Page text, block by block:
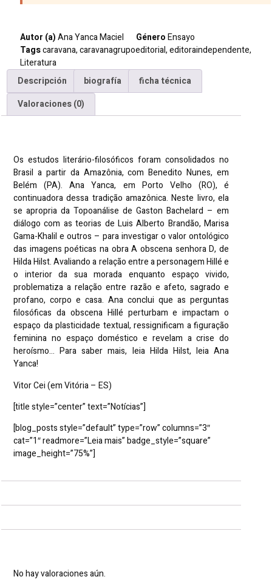
Autor (a)Ana Yanca Maciel GéneroEnsayo
Tagscaravana,caravanagrupoeditorial,editoraindependente,
Literatura
Descripción
biografía
ficha técnica
Valoraciones (0)
Os estudos literário-filosóficos foram consolidados no
Brasil a partir da Amazônia, com Benedito Nunes, em
Belém (PA). Ana Yanca, em Porto Velho (RO), é
continuadora dessa tradição amazônica. Neste livro, ela
se apropria da Topoanálise de Gaston Bachelard – em
diálogo com as teorias de Luis Alberto Brandão, Marisa
Gama-Khalil e outros – para investigar o valor ontológico
das imagens poéticas na obra A obscena senhora D, de
Hilda Hilst. Avaliando a relação entre a personagem Hillé e
o interior da sua morada enquanto espaço vivido,
problematiza a relação entre razão e afeto, sagrado e
profano, corpo e casa. Ana conclui que as perguntas
filosóficas da obscena Hillé perturbam e impactam o
espaço da plasticidade textual, ressignificam a figuração
feminina no espaço doméstico e revelam a crise do
heroísmo… Para saber mais, leia Hilda Hilst, leia Ana
Yanca!
Vitor Cei (em Vitória – ES)
[title style=”center” text=”Notícias”]
[blog_posts style=”default” type=”row” columns=”3″
cat=”1″ readmore=”Leia mais” badge_style=”square”
image_height=”75%”]
No hay valoraciones aún.